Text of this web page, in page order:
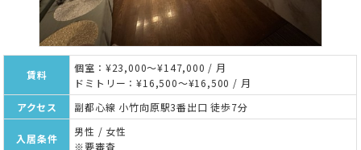
賃料
個室：¥23,000～¥147,000 / 月
ドミトリー：¥16,500～¥16,500 / 月
アクセス
副都心線 小竹向原駅3番出口 徒歩7分
入居条件
男性 / 女性
※要審査